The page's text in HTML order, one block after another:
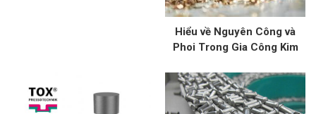
Hiểu về Nguyên Công và
Phoi Trong Gia Công Kim